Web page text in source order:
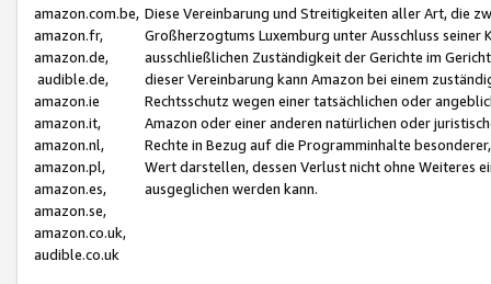
amazon.com.be,
amazon.fr,
amazon.de,
audible.de,
amazon.ie
amazon.it,
amazon.nl,
amazon.pl,
amazon.es,
amazon.se,
amazon.co.uk,
audible.co.uk
Diese Vereinbarung und Streitigkeiten aller Art, die
Großherzogtums Luxemburg unter Ausschluss
ausschließlichen Zuständigkeit der Gerichte im
dieser Vereinbarung kann Amazon bei einem
Rechtsschutz wegen einer tatsächlichen oder
Amazon oder einer anderen natürlichen oder
Rechte in Bezug auf die Programminhalte
Wert darstellen, dessen Verlust nicht ohne Weiteres
ausgeglichen werden kann.